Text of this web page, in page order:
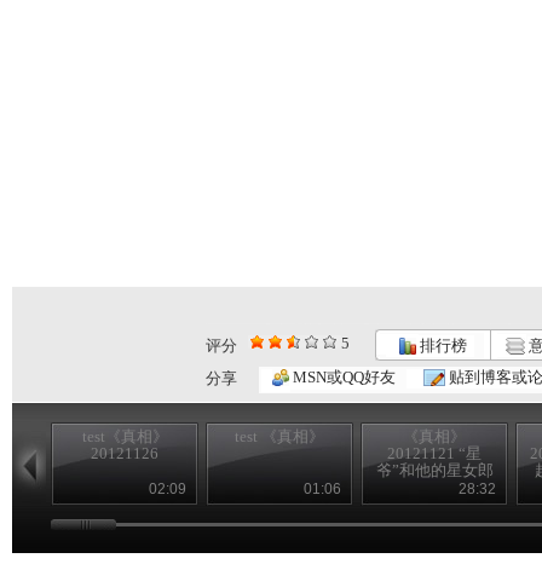
评分 5 排行榜
分享
MSN或QQ好友 贴到博客或
test《真相》
20121126
02:09
test 《真相》
01:06
《真相》
20121121 “星
爷”和他的星女郎
28:32